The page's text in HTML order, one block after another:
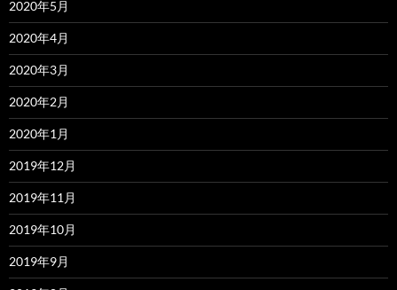
2020年5月
2020年4月
2020年3月
2020年2月
2020年1月
2019年12月
2019年11月
2019年10月
2019年9月